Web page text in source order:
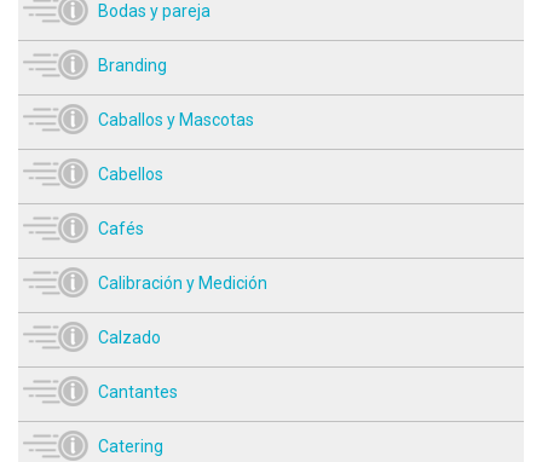
Bodas y pareja
Branding
Caballos y Mascotas
Cabellos
Cafés
Calibración y Medición
Calzado
Cantantes
Catering